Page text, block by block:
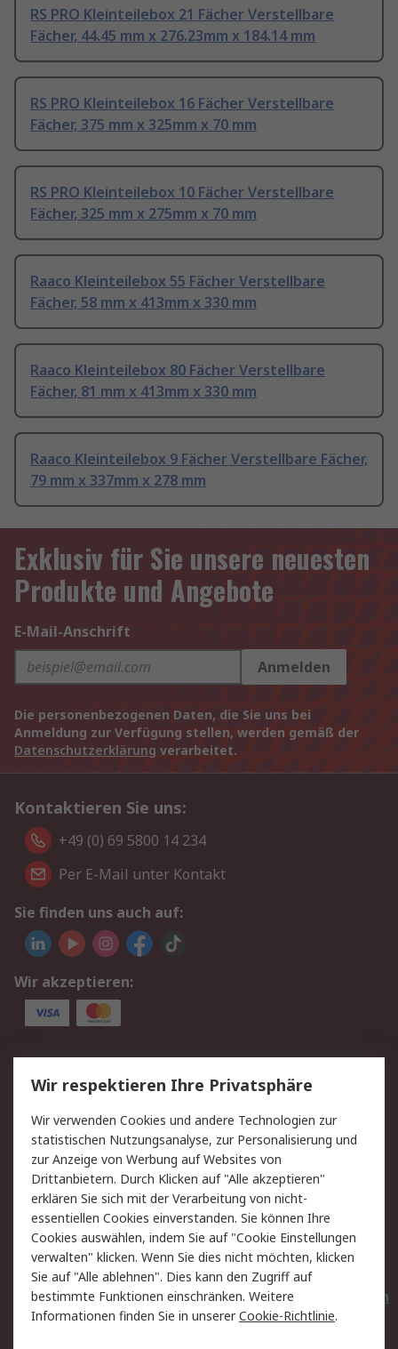
RS PRO Kleinteilebox 21 Fächer Verstellbare
Fächer, 44.45 mm x 276.23mm x 184.14 mm
RS PRO Kleinteilebox 16 Fächer Verstellbare
Fächer, 375 mm x 325mm x 70 mm
RS PRO Kleinteilebox 10 Fächer Verstellbare
Fächer, 325 mm x 275mm x 70 mm
Raaco Kleinteilebox 55 Fächer Verstellbare
Fächer, 58 mm x 413mm x 330 mm
Raaco Kleinteilebox 80 Fächer Verstellbare
Fächer, 81 mm x 413mm x 330 mm
Raaco Kleinteilebox 9 Fächer Verstellbare Fächer,
79 mm x 337mm x 278 mm
Exklusiv für Sie unsere neuesten
Produkte und Angebote
E-Mail-Anschrift
Anmelden
Die personenbezogenen Daten, die Sie uns bei
Anmeldung zur Verfügung stellen, werden gemäß der
Datenschutzerklärung verarbeitet.
Kontaktieren Sie uns:
+49 (0) 69 5800 14 234
Per E-Mail unter Kontakt
Sie finden uns auch auf:
Wir akzeptieren:
Service
Value Added Services
Lieferlösungen
Rücksendungen
Kontakt
Hilfe
Privatkunden
Rechtliches
AGB
Datenschutz
Cookie-Richtlinie
Zahlungsbedingungen
Copyright/Impressum
Entsorgung
Elektrogeräte/Batterien
Wir respektieren Ihre Privatsphäre
Wir verwenden Cookies und andere Technologien zur
statistischen Nutzungsanalyse, zur Personalisierung und
zur Anzeige von Werbung auf Websites von
Drittanbietern. Durch Klicken auf "Alle akzeptieren"
erklären Sie sich mit der Verarbeitung von nicht-
essentiellen Cookies einverstanden. Sie können Ihre
Cookies auswählen, indem Sie auf "Cookie Einstellungen
verwalten" klicken. Wenn Sie dies nicht möchten, klicken
Sie auf "Alle ablehnen". Dies kann den Zugriff auf
bestimmte Funktionen einschränken. Weitere
Informationen finden Sie in unsererCookie-Richtlinie.